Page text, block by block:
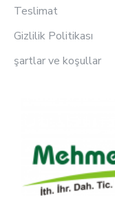
Teslimat
Gizlilik Politikası
şartlar ve koşullar